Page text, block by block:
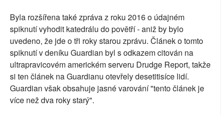
Byla rozšířena také zpráva z roku 2016 o údajném
spiknutí vyhodit katedrálu do povětří - aniž by bylo
uvedeno, že jde o tři roky starou zprávu. Článek o tomto
spiknutí v deníku Guardian byl s odkazem citován na
ultrapravicovém americkém serveru Drudge Report, takže
si ten článek na Guardianu otevřely desetitisíce lidí.
Guardian však obsahuje jasné varování "tento článek je
více než dva roky starý".